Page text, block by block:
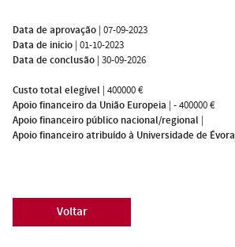
Data de aprovação | 07-09-2023
Data de inicio | 01-10-2023
Data de conclusão | 30-09-2026
Custo total elegível | 400000 €
Apoio financeiro da União Europeia | - 400000 €
Apoio financeiro público nacional/regional |
Apoio financeiro atribuído à Universidade de Évora
Voltar